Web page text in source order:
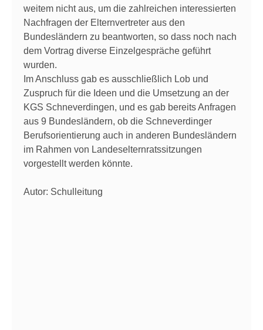
weitem nicht aus, um die zahlreichen interessierten
Nachfragen der Elternvertreter aus den
Bundesländern zu beantworten, so dass noch nach
dem Vortrag diverse Einzelgespräche geführt
wurden.
Im Anschluss gab es ausschließlich Lob und
Zuspruch für die Ideen und die Umsetzung an der
KGS Schneverdingen, und es gab bereits Anfragen
aus 9 Bundesländern, ob die Schneverdinger
Berufsorientierung auch in anderen Bundesländern
im Rahmen von Landeselternratssitzungen
vorgestellt werden könnte.
Autor: Schulleitung